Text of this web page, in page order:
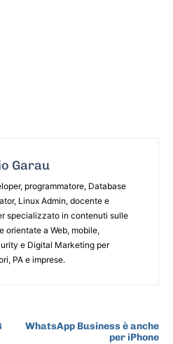
Garau
programmatore, Database
Linux Admin, docente e
specializzato in contenuti sulle
orientate a Web, mobile,
e Digital Marketing per
PA e imprese.
WhatsApp Business è anche
per iPhone